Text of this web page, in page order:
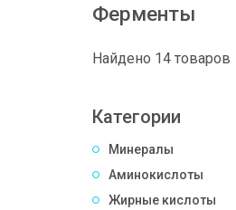
Ферменты
Найдено 14 товаров
Категории
Минералы
Аминокислоты
Жирные кислоты